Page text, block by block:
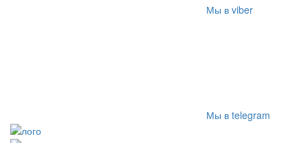
Мы в viber
Мы в telegram